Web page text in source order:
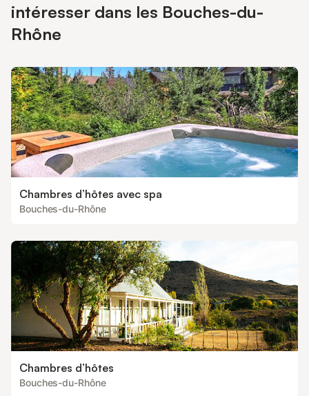
intéresser dans les Bouches-du-
Rhône
Chambres d’hôtes avec spa
Bouches-du-Rhône
Chambres d’hôtes
Bouches-du-Rhône